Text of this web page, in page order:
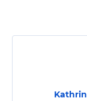
Kathrin